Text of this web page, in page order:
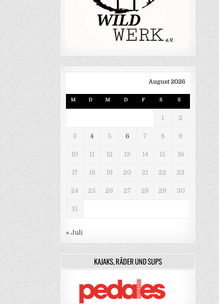
August 2026
M D M D F S S
1 2
3 4 5 6 7 8 9
10 11 12 13 14 15 16
17 18 19 20 21 22 23
24 25 26 27 28 29 30
31
« Juli
KAJAKS, RÄDER UND SUPS